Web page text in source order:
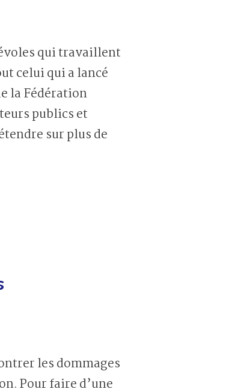
qui travaillent
celui qui a lancé
la Fédération
publics et
sur plus de
les dommages
Pour faire d’une